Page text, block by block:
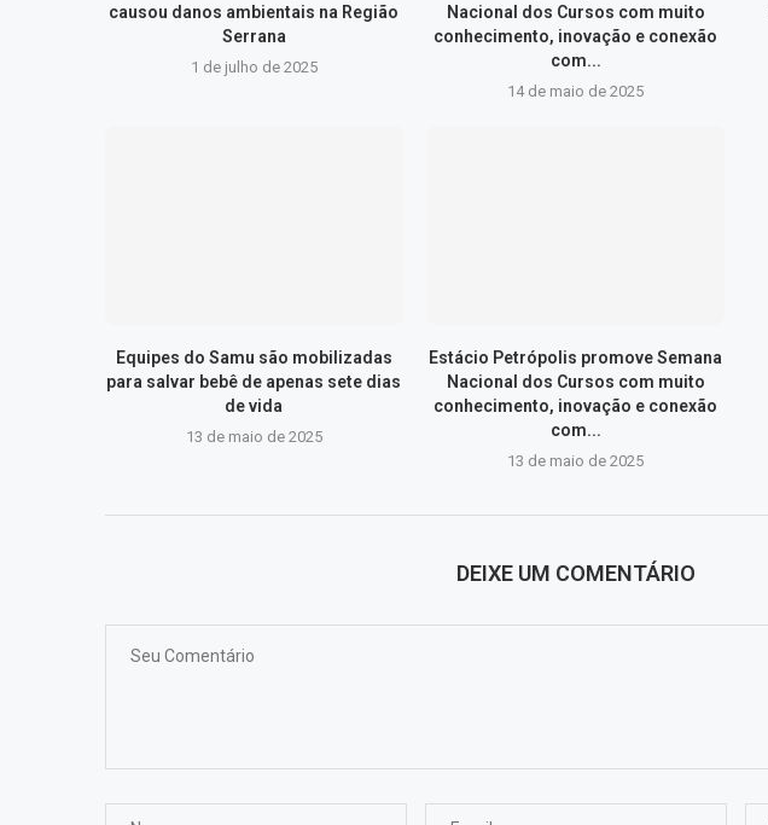
causou danos ambientais na Região
Serrana
1 de julho de 2025
Nacional dos Cursos com muito
conhecimento, inovação e conexão
com...
14 de maio de 2025
Equipes do Samu são mobilizadas
para salvar bebê de apenas sete dias
de vida
13 de maio de 2025
Estácio Petrópolis promove Semana
Nacional dos Cursos com muito
conhecimento, inovação e conexão
com...
13 de maio de 2025
DEIXE UM COMENTÁRIO